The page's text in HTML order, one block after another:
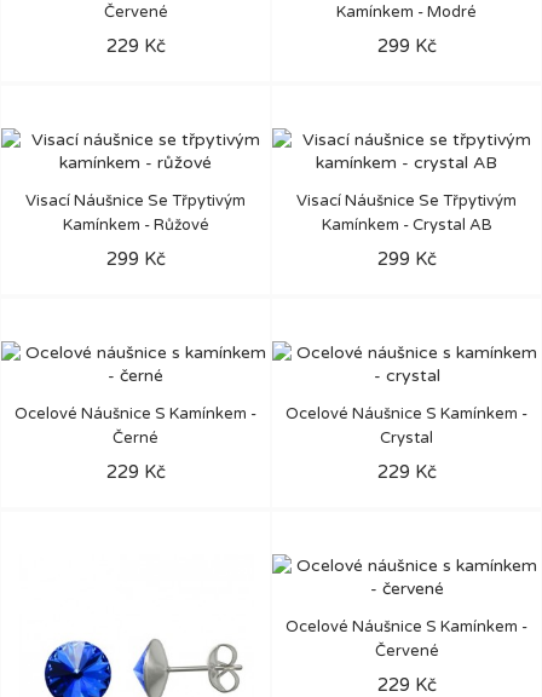
Červené
229 Kč
Kamínkem - Modré
299 Kč
Visací Náušnice Se Třpytivým
Kamínkem - Růžové
299 Kč
Visací Náušnice Se Třpytivým
Kamínkem - Crystal AB
299 Kč
Ocelové Náušnice S Kamínkem -
Černé
229 Kč
Ocelové Náušnice S Kamínkem -
Crystal
229 Kč
Ocelové Náušnice S Kamínkem -
Červené
229 Kč